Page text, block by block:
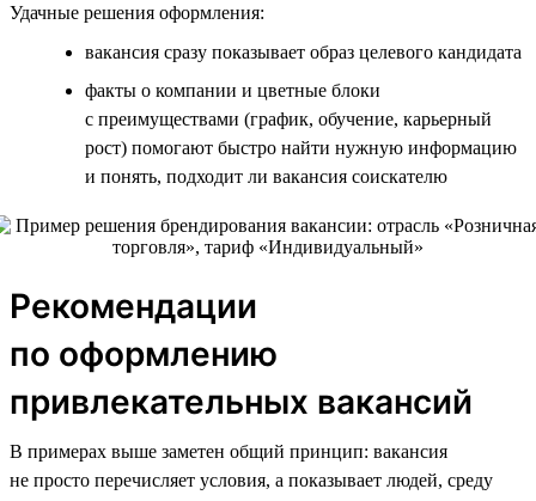
Удачные решения оформления:
вакансия сразу показывает образ целевого кандидата
факты о компании и цветные блоки
с преимуществами (график, обучение, карьерный
рост) помогают быстро найти нужную информацию
и понять, подходит ли вакансия соискателю
Рекомендации
по оформлению
привлекательных вакансий
В примерах выше заметен общий принцип: вакансия
не просто перечисляет условия, а показывает людей, среду